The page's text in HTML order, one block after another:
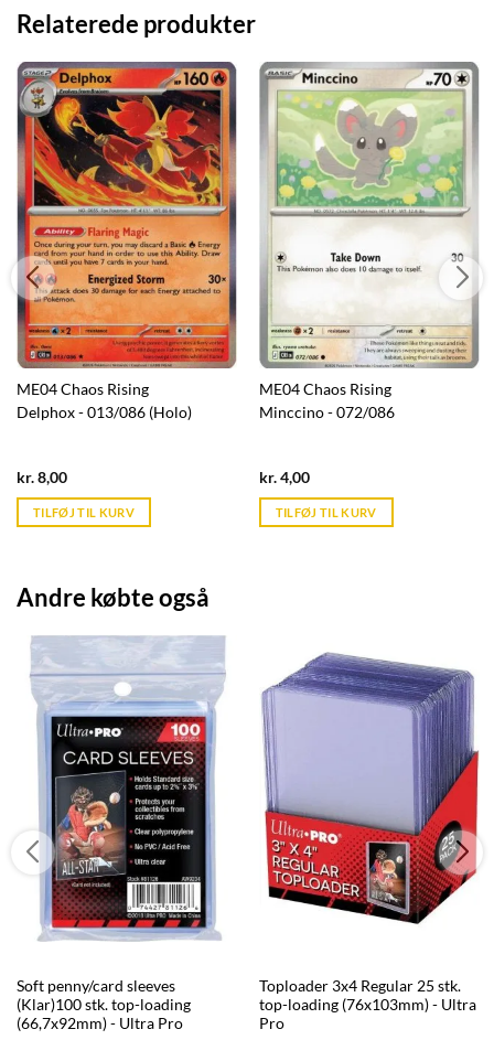
Relaterede produkter
ME04 Chaos Rising
Delphox - 013/086 (Holo)
kr.8,00Current
is:
kr. 39,95.
TILFØJ TIL KURV
ME04 Chaos Rising
Minccino - 072/086
kr.4,00Current
is:
kr. 39,95.
TILFØJ TIL KURV
Andre købte også
Soft penny/card sleeves
(Klar)100 stk. top-loading
(66,7x92mm) - Ultra Pro
Toploader 3x4 Regular 25 stk.
top-loading (76x103mm) - Ultra
Pro